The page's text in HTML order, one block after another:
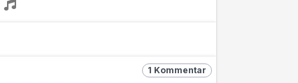
1 Kommentar